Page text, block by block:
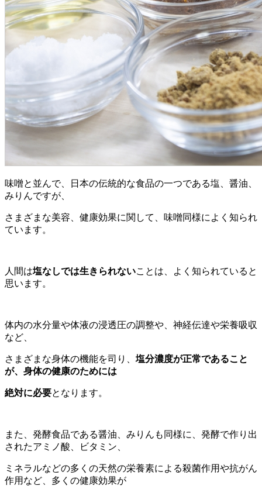
味噌と並んで、日本の伝統的な食品の一つである塩、醤油、
みりんですが、
さまざまな美容、健康効果に関して、味噌同様によく知られ
ています。
人間は塩なしでは生きられないことは、よく知られていると
思います。
体内の水分量や体液の浸透圧の調整や、神経伝達や栄養吸収
など、
さまざまな身体の機能を司り、 塩分濃度が正常であること
が、身体の健康のためには
絶対に必要となります。
また、発酵食品である醤油、みりんも同様に、発酵で作り出
されたアミノ酸、ビタミン、
ミネラルなどの多くの天然の栄養素による殺菌作用や抗がん
作用など、多くの健康効果が